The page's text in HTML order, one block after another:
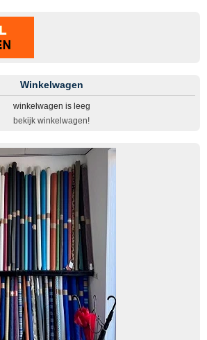
Winkelwagen
winkelwagen is leeg
bekijk winkelwagen!